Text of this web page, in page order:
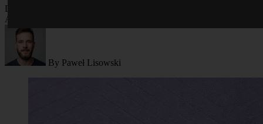
Dodano:
Aktualizacja:
By Paweł Lisowski